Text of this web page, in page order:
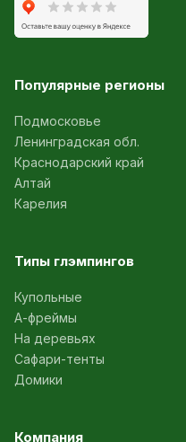
Популярные регионы
Подмосковье
Ленинградская обл.
Краснодарский край
Алтай
Карелия
Типы глэмпингов
Купольные
А-фреймы
На деревьях
Сафари-тенты
Домики
Компания